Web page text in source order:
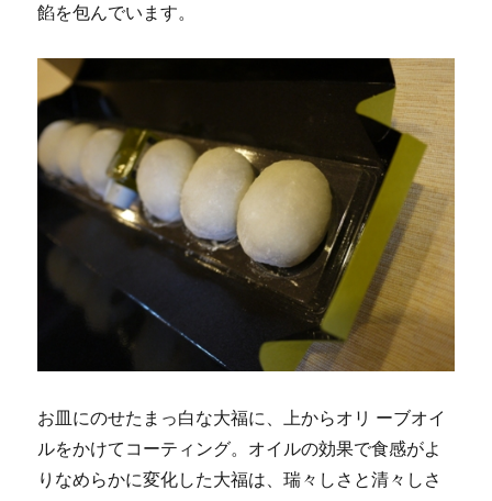
餡を包んでいます。
お皿にのせたまっ白な大福に、上からオリ ーブオイ
ルをかけてコーティング。オイルの効果で食感がよ
りなめらかに変化した大福は、瑞々しさと清々しさ